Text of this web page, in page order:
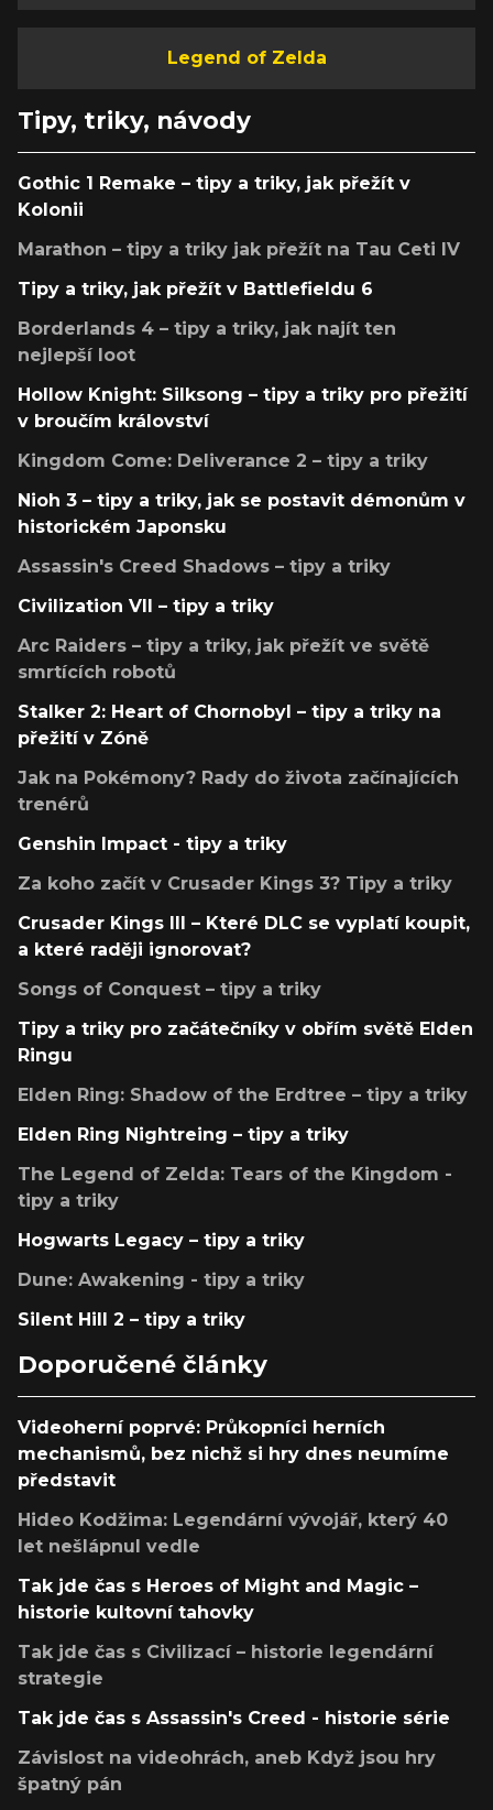
Legend of Zelda
Tipy, triky, návody
Gothic 1 Remake – tipy a triky, jak přežít v
Kolonii
Marathon – tipy a triky jak přežít na Tau Ceti IV
Tipy a triky, jak přežít v Battlefieldu 6
Borderlands 4 – tipy a triky, jak najít ten
nejlepší loot
Hollow Knight: Silksong – tipy a triky pro přežití
v broučím království
Kingdom Come: Deliverance 2 – tipy a triky
Nioh 3 – tipy a triky, jak se postavit démonům v
historickém Japonsku
Assassin's Creed Shadows – tipy a triky
Civilization VII – tipy a triky
Arc Raiders – tipy a triky, jak přežít ve světě
smrtících robotů
Stalker 2: Heart of Chornobyl – tipy a triky na
přežití v Zóně
Jak na Pokémony? Rady do života začínajících
trenérů
Genshin Impact - tipy a triky
Za koho začít v Crusader Kings 3? Tipy a triky
Crusader Kings III – Které DLC se vyplatí koupit,
a které raději ignorovat?
Songs of Conquest – tipy a triky
Tipy a triky pro začátečníky v obřím světě Elden
Ringu
Elden Ring: Shadow of the Erdtree – tipy a triky
Elden Ring Nightreing – tipy a triky
The Legend of Zelda: Tears of the Kingdom -
tipy a triky
Hogwarts Legacy – tipy a triky
Dune: Awakening - tipy a triky
Silent Hill 2 – tipy a triky
Doporučené články
Videoherní poprvé: Průkopníci herních
mechanismů, bez nichž si hry dnes neumíme
představit
Hideo Kodžima: Legendární vývojář, který 40
let nešlápnul vedle
Tak jde čas s Heroes of Might and Magic –
historie kultovní tahovky
Tak jde čas s Civilizací – historie legendární
strategie
Tak jde čas s Assassin's Creed - historie série
Závislost na videohrách, aneb Když jsou hry
špatný pán